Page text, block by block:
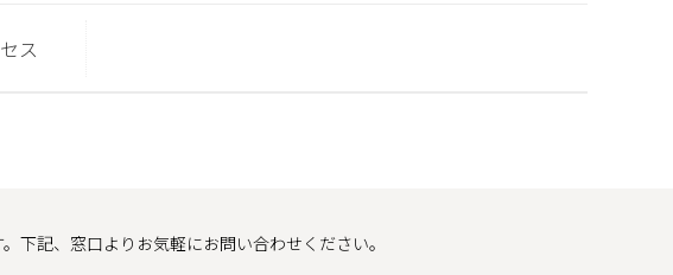
ス
下記、窓口よりお気軽にお問い合わせください。